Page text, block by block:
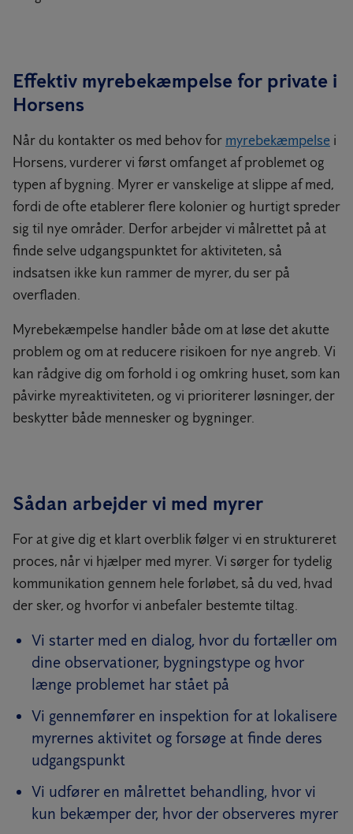
Effektiv myrebekæmpelse for private i
Horsens
Når du kontakter os med behov for myrebekæmpelse i
Horsens, vurderer vi først omfanget af problemet og
typen af bygning. Myrer er vanskelige at slippe af med,
fordi de ofte etablerer flere kolonier og hurtigt spreder
sig til nye områder. Derfor arbejder vi målrettet på at
finde selve udgangspunktet for aktiviteten, så
indsatsen ikke kun rammer de myrer, du ser på
overfladen.
Myrebekæmpelse handler både om at løse det akutte
problem og om at reducere risikoen for nye angreb. Vi
kan rådgive dig om forhold i og omkring huset, som kan
påvirke myreaktiviteten, og vi prioriterer løsninger, der
beskytter både mennesker og bygninger.
Sådan arbejder vi med myrer
For at give dig et klart overblik følger vi en struktureret
proces, når vi hjælper med myrer. Vi sørger for tydelig
kommunikation gennem hele forløbet, så du ved, hvad
der sker, og hvorfor vi anbefaler bestemte tiltag.
Vi starter med en dialog, hvor du fortæller om
dine observationer, bygningstype og hvor
længe problemet har stået på
Vi gennemfører en inspektion for at lokalisere
myrernes aktivitet og forsøge at finde deres
udgangspunkt
Vi udfører en målrettet behandling, hvor vi
kun bekæmper der, hvor der observeres myrer